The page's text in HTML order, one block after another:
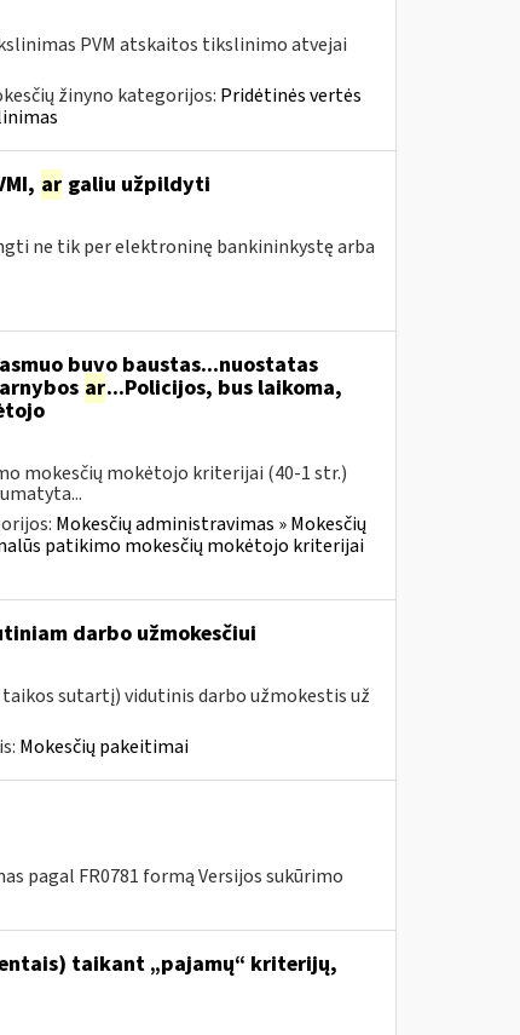
PVM atskaitos tikslinimo atvejai
žinyno kategorijos: Pridėtinės vertės
argaliu užpildyti
ne tik per elektroninę bankininkystę arba
buvo baustas...nuostatas
ar...Policijos, bus laikoma,
mokesčių mokėtojo kriterijai (40-1 str.)
Mokesčių administravimas » Mokesčių
patikimo mokesčių mokėtojo kriterijai
darbo užmokesčiui
sutartį) vidutinis darbo užmokestis už
Mokesčių pakeitimai
pagal FR0781 formą Versijos sukūrimo
taikant „pajamų“ kriterijų,